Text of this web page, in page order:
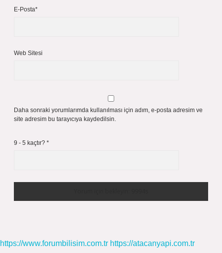
E-Posta*
Web Sitesi
Daha sonraki yorumlarımda kullanılması için adım, e-posta adresim ve
site adresim bu tarayıcıya kaydedilsin.
9 - 5 kaçtır? *
https://www.forumbilisim.com.tr https://atacanyapi.com.tr